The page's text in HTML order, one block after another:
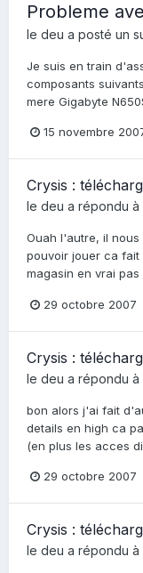
Probleme
le deu a posté un
Je suis en train
composants
mere Gigabyte
15 novembre
Crysis :
le deu a répondu à
Ouah l'autre, il
pouvoir jouer ca fait
magasin en vrai
29 octobre 2007
Crysis :
le deu a répondu à
bon alors j'ai fait
details en high ca
(en plus les acces
29 octobre 2007
Crysis :
le deu a répondu à